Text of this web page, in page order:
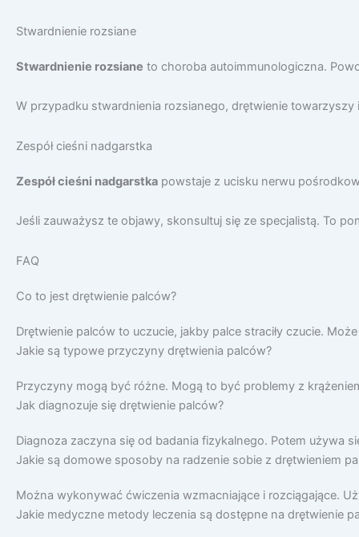
Stwardnienie rozsiane
Stwardnienie rozsiane to choroba autoimmunologiczna.
W przypadku stwardnienia rozsianego, drętwienie
Zespół cieśni nadgarstka
Zespół cieśni nadgarstka powstaje z ucisku nerwu
Jeśli zauważysz te objawy, skonsultuj się ze specjalistą. To
FAQ
Co to jest drętwienie palców?
Drętwienie palców to uczucie, jakby palce straciły czucie.
Jakie są typowe przyczyny drętwienia palców?
Przyczyny mogą być różne. Mogą to być problemy z
Jak diagnozuje się drętwienie palców?
Diagnoza zaczyna się od badania fizykalnego. Potem używa
Jakie są domowe sposoby na radzenie sobie z drętwieniem
Można wykonywać ćwiczenia wzmacniające i rozciągające.
Jakie medyczne metody leczenia są dostępne na drętwienie